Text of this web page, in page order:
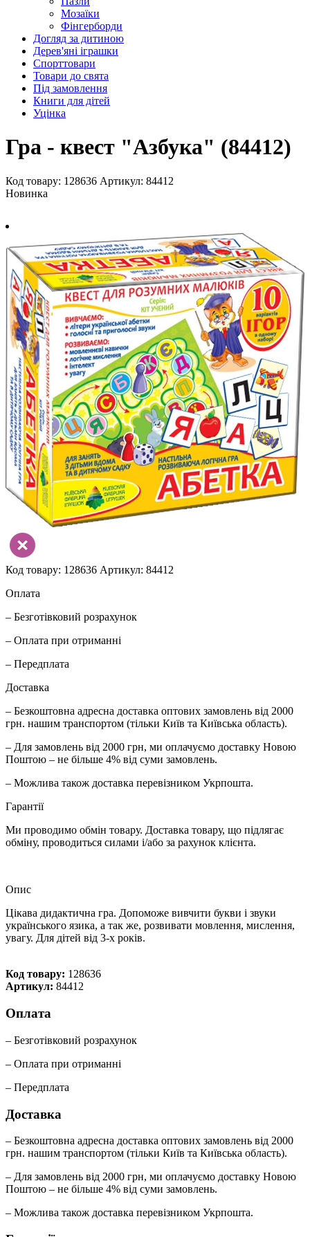
Мозаїки
Фінгерборди
Догляд за дитиною
Дерев'яні іграшки
Спорттовари
Товари до свята
Під замовлення
Книги для дітей
Уцінка
Гра - квест "Азбука" (84412)
Код товару: 128636 Артикул: 84412
Новинка
Код товару: 128636 Артикул: 84412
Оплата
– Безготівковий розрахунок
– Оплата при отриманні
– Передплата
Доставка
– Безкоштовна адресна доставка оптових замовлень від 2000
грн. нашим транспортом (тільки Київ та Київська область).
– Для замовлень від 2000 грн, ми оплачуємо доставку Новою
Поштою – не більше 4% від суми замовлень.
– Можлива також доставка перевізником Укрпошта.
Гарантії
Ми проводимо обмін товару. Доставка товару, що підлягає
обміну, проводиться силами і/або за рахунок клієнта.
Опис
Цікава дидактична гра. Допоможе вивчити букви і звуки
українського язика, а так же, розвивати мовлення, мислення,
увагу. Для дітей від 3-х років.
Код товару: 128636
Артикул: 84412
Оплата
– Безготівковий розрахунок
– Оплата при отриманні
– Передплата
Доставка
– Безкоштовна адресна доставка оптових замовлень від 2000
грн. нашим транспортом (тільки Київ та Київська область).
– Для замовлень від 2000 грн, ми оплачуємо доставку Новою
Поштою – не більше 4% від суми замовлень.
– Можлива також доставка перевізником Укрпошта.